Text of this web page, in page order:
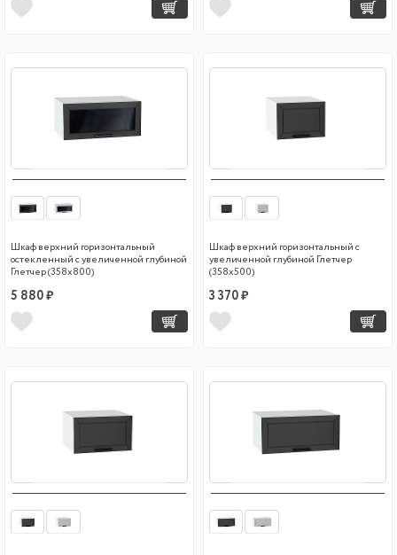
Шкаф верхний горизонтальный
остекленный с увеличенной глубиной
Глетчер (358х800)
5 880 ₽
Шкаф верхний горизонтальный с
увеличенной глубиной Глетчер
(358х500)
3 370 ₽